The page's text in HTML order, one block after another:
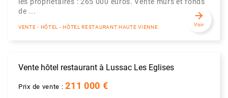
les propriétaires : 265 000 euros. Vente murs et fonds
de ...
VENTE - HÔTEL - HÔTEL RESTAURANT HAUTE VIENNE
arrow_forward
Voir
Vente hôtel restaurant à Lussac Les Eglises
Prix de vente :211 000 €